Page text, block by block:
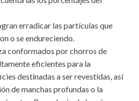
erradicar las partículas que
o se endureciendo.
conformados por chorros de
eficientes para la
destinadas a ser revestidas, así
de manchas profundas o la